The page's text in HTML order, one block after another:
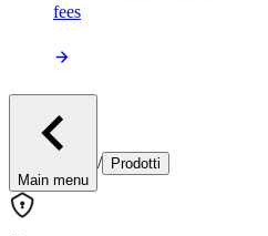
fees
Main menu
/ Prodotti